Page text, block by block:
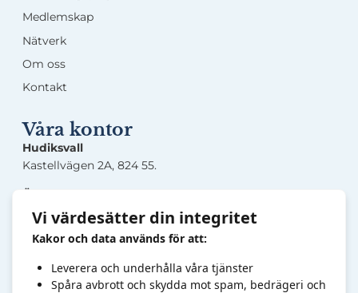
Medlemskap
Nätverk
Om oss
Kontakt
Våra kontor
Hudiksvall
Kastellvägen 2A, 824 55.
Örnsköldsvik
Lasarettsgatan 5, 891 33.
Sandviken
Högbovägen 45, 811 32.
Vi värdesätter din integritet
Kakor och data används för att:
Leverera och underhålla våra tjänster
Spåra avbrott och skydda mot spam, bedrägeri och